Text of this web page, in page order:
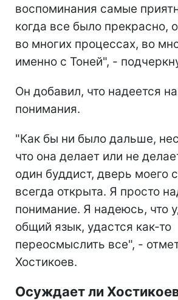
воспоминания самые
когда все было прекрасно,
во многих процессах, во
именно с Тоней", -
Он добавил, что надеется
понимания.
"Как бы ни было дальше,
что она делает или не
один буддист, дверь моего
всегда открыта. Я просто
понимание. Я надеюсь, что
общий язык, удастся как-то
переосмыслить все", -
Хостикоев.
Осуждает ли